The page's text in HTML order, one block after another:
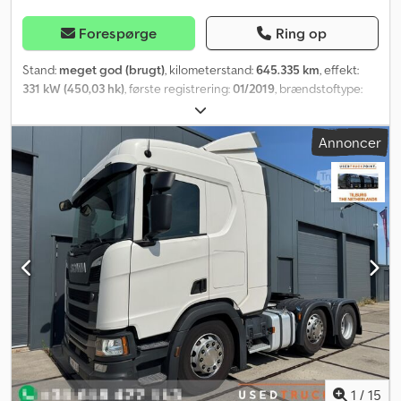
Forespørge Ring op
Stand: meget god (brugt), kilometerstand:645.335 km, effekt:
331 kW (450,03 hk), første registrering:01/2019, brændstoftype:
315/70 R22.5
brændstof:diesel, bremser:retarder, farve:anden, førerhus:
, geartype:automatisk, emissionsklasse: Euro 6,
affjedring:
stål-luft, tilladt akselbelastning (aksel 1): 7.500 kg, tilladt
akselbelastning (aksel 2): 7.500 kg, tilladt akselbelastning (aksel 3):
12.000 kg, Produktionsår: 2019 , Udstyr:ABS, anden
brændstoftank, centrallås, elektrisk rudehejs, fartpilot,
klimaanlæg, køleskab, navigationssystem, parkeringsvarmer,
retarder, tågelygter
, = Yderligere muligheder og tilbehør = -
(Tag-)spoiler - Aluminiumbrændstoftank - Klimaanlæg - Køje -
Radio/CD-afspiller - Sidespejle med elektrisk justeringsfunktion -
Solskærm - Digitalt speedometer = Yderligere oplysninger =
Generelle oplysninger Kabine: simpel Tekniske oplysninger Antal
cylindre: 6 Motorkapacitet: 12.742 cm³ Egenvægt: 8.200 kg Djdszk
D U Rspfx Akkswa Akselkonfiguration Dækstørrelse: 315/70 R22.5
Bremser: Skivebremser Foraksel: Maks. aksellast: 7500 kg;
Annoncer
1 / 15